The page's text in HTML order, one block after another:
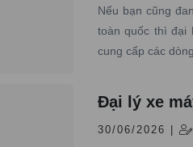
Nếu bạn cũng
toàn quốc thì đại
cung cấp các
Đại lý xe
30/06/2026 |